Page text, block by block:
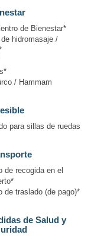
de Bienestar*
de hidromasaje /
/ Hammam
para sillas de ruedas
de recogida en el
de traslado (de pago)*
de Salud y